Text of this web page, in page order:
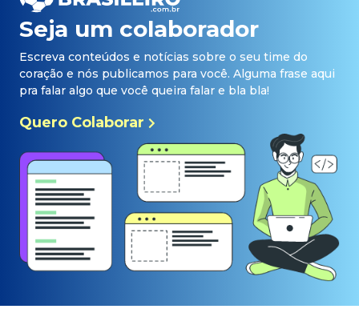
Seja um colaborador
Escreva conteúdos e notícias sobre o seu time do
coração e nós publicamos para você. Alguma frase aqui
pra falar algo que você queira falar e bla bla!
Quero Colaborar